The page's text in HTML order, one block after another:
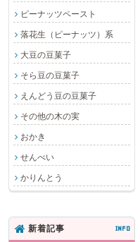
ピーナッツペースト
落花生（ピーナッツ）系
大豆の豆菓子
そら豆の豆菓子
えんどう豆の豆菓子
その他の木の実
おかき
せんべい
かりんとう
新着記事 INFO